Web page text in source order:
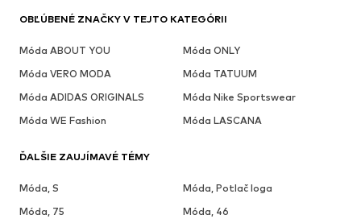
OBĽÚBENÉ ZNAČKY V TEJTO KATEGÓRII
Móda ABOUT YOU
Móda ONLY
Móda VERO MODA
Móda TATUUM
Móda ADIDAS ORIGINALS
Móda Nike Sportswear
Móda WE Fashion
Móda LASCANA
ĎALŠIE ZAUJÍMAVÉ TÉMY
Móda, S
Móda, Potlač loga
Móda, 75
Móda, 46